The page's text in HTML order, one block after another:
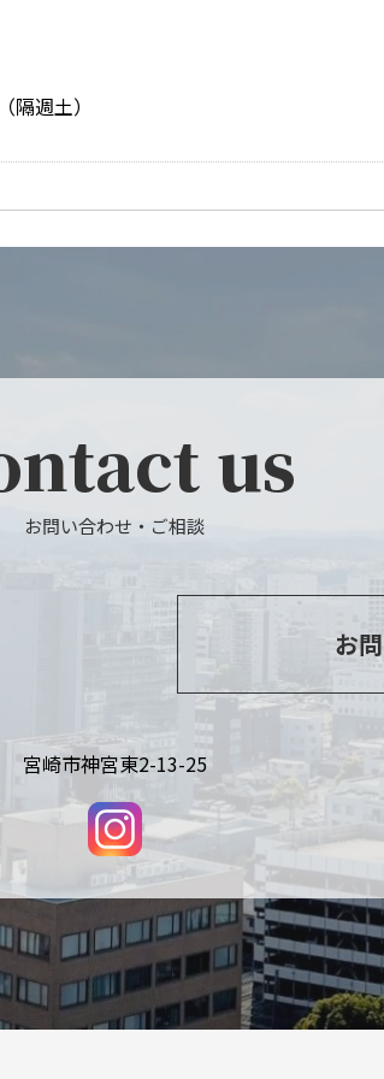
週土）
us
お問い合わせ・ご相談
お
宮崎市神宮東2-13-25